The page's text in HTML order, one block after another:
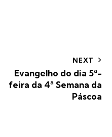
NEXT
Evangelho do dia 5ª-
feira da 4ª Semana da
Páscoa